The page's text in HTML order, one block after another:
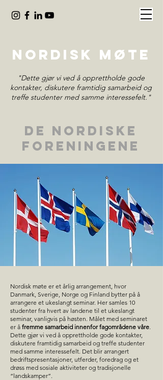
nORDISK MØTE
"Dette gjør vi ved å opprettholde gode
kontakter, diskutere framtidig samarbeid og
treffe studenter med samme interessefelt."
dE NORDISKE
FORENINGENE
Nordisk møte er et årlig arrangement, hvor
Danmark, Sverige, Norge og Finland bytter på å
arrangere et ukeslangt seminar. Her samles 10
studenter fra hvert av landene til et ukeslangt
seminar, vanligvis på høsten. Målet med seminaret
er å fremme samarbeid innenfor fagområdene våre.
Dette gjør vi ved å opprettholde gode kontakter,
diskutere framtidig samarbeid og treffe studenter
med samme interessefelt. Det blir arrangert
bedriftspresentasjoner, utferder, foredrag og et
drøss med sosiale aktiviteter og tradisjonelle
“landskamper”.